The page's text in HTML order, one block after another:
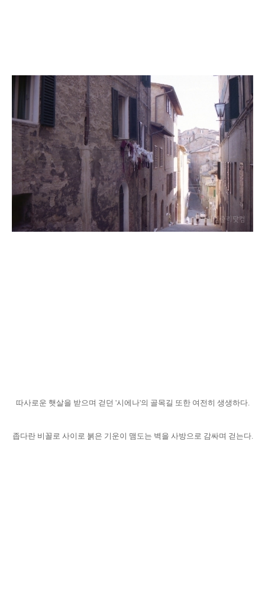
따사로운 햇살을 받으며 걷던 '시에나'의 골목길 또한 여전히 생생하다.
좁다란 비꼴로 사이로 붉은 기운이 맴도는 벽을 사방으로 감싸며 걷는다.